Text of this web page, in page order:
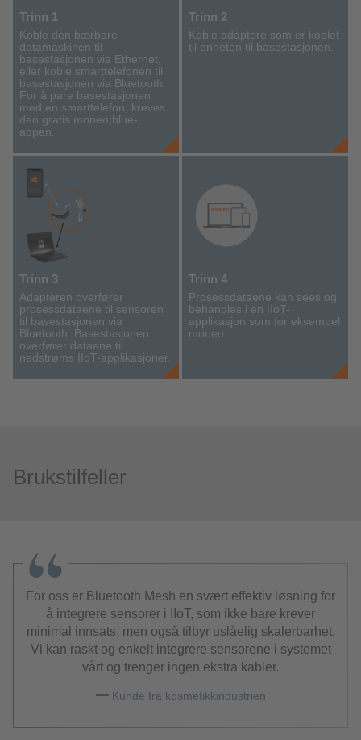
Brukstilfeller
For oss er Bluetooth Mesh en svært effektiv løsning for
å integrere sensorer i IIoT, som ikke bare krever
minimal innsats, men også tilbyr uslåelig skalerbarhet.
Vi kan raskt og enkelt integrere sensorene i systemet
vårt og trenger ingen ekstra kabler.
Kunde fra kosmetikkindustrien